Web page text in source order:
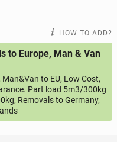
HOW TO ADD?
to Europe, Man & Van
to EU, Low Cost,
Part load 5m3/300kg
Removals to Germany,